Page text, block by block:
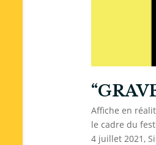
Affiche en
le cadre du
4 juillet 2021,